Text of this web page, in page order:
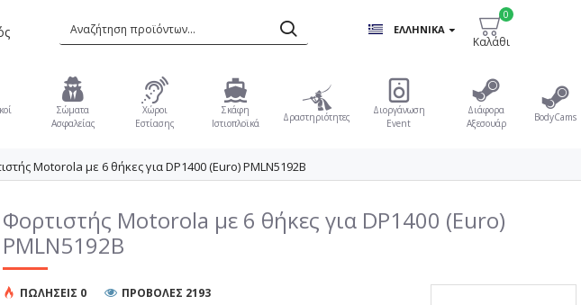
ΕΛΛΗΝΙΚΆ
Καλάθι
0
Σώματα
Ασφαλείας
Χώροι
Εστίασης
Σκάφη
Ιστιοπλοϊκά
Δραστηριότητες
Διοργάνωση
Event
Διάφορα
Αξεσουάρ
BodyCams
Motorola με 6 θήκες για DP1400 (Euro) PMLN5192B
Φορτιστής Motorola με 6 θήκες για DP1400 (Euro)
PMLN5192B
ΠΩΛΉΣΕΙΣ 0 ΠΡΟΒΟΛΕΣ 2193